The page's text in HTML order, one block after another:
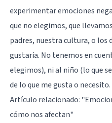
experimentar emociones
que no elegimos, que
padres, nuestra cultura, o los
gustaría. No tenemos en
elegimos), ni al niño (lo que
de lo que me gusta o necesito.
Artículo relacionado:
cómo nos afectan"